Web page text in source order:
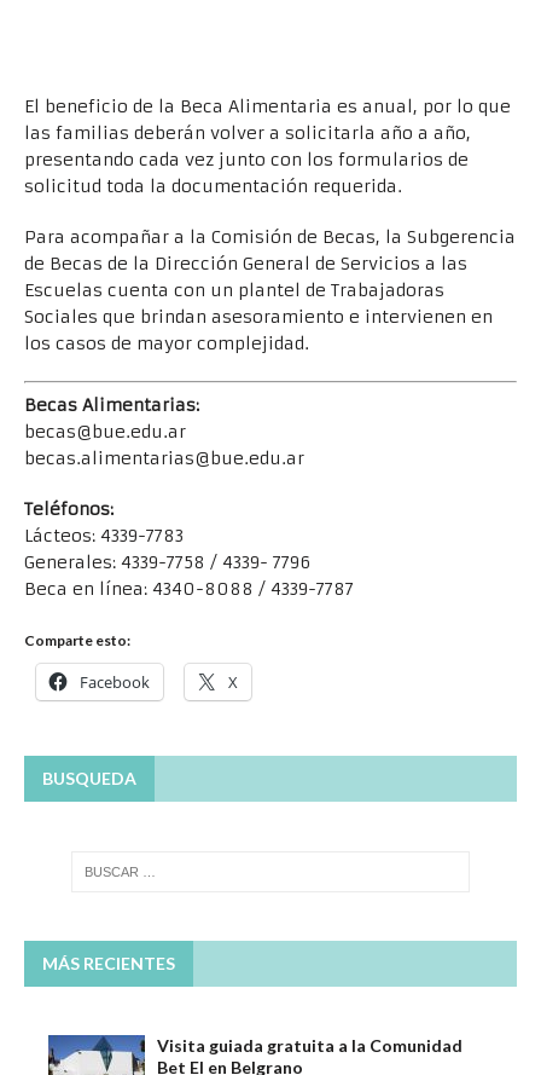
El beneficio de la Beca Alimentaria es anual, por lo que
las familias deberán volver a solicitarla año a año,
presentando cada vez junto con los formularios de
solicitud toda la documentación requerida.
Para acompañar a la Comisión de Becas, la Subgerencia
de Becas de la Dirección General de Servicios a las
Escuelas cuenta con un plantel de Trabajadoras
Sociales que brindan asesoramiento e intervienen en
los casos de mayor complejidad.
Becas Alimentarias:
becas@bue.edu.ar
becas.alimentarias@bue.edu.ar
Teléfonos:
Lácteos: 4339-7783
Generales: 4339-7758 / 4339- 7796
Beca en línea: 4340-8088 / 4339-7787
Comparte esto:
Facebook X
BUSQUEDA
MÁS RECIENTES
Visita guiada gratuita a la Comunidad
Bet El en Belgrano